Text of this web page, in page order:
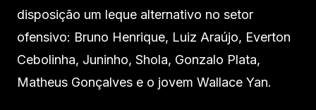
disposição um leque alternativo no setor
ofensivo: Bruno Henrique, Luiz Araújo, Everton
Cebolinha, Juninho, Shola, Gonzalo Plata,
Matheus Gonçalves e o jovem Wallace Yan.